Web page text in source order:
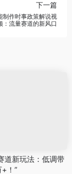
下一篇
制作时事政策解说视
：流量赛道的新风口
道新玩法：低调带
！”